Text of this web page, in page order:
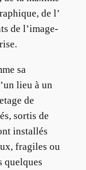
de l’
de l’image-
sa
lieu à un
de
sortis de
installés
fragiles ou
quelques